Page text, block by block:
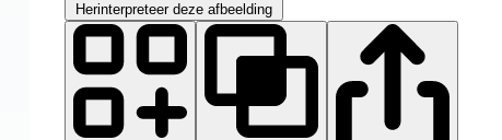
Herinterpreteer deze afbeelding